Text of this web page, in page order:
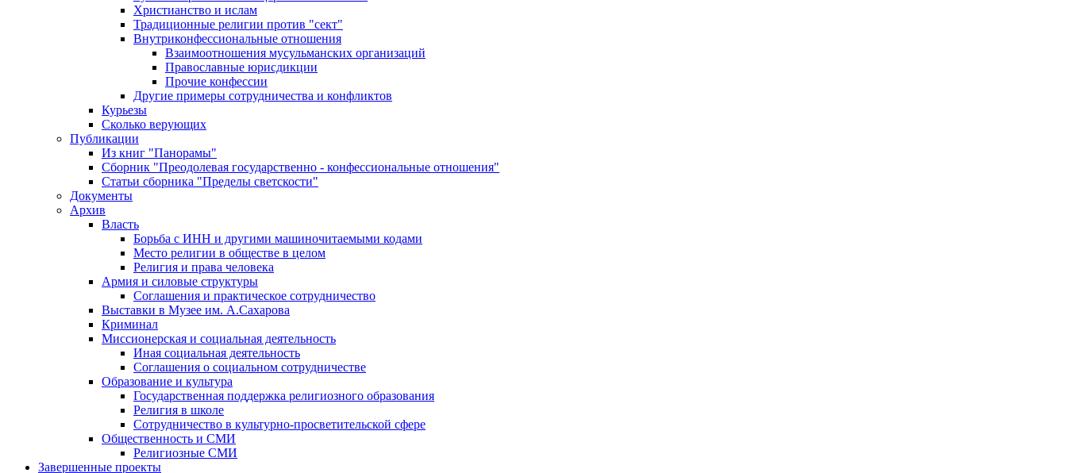
Христианство и ислам
Традиционные религии против "сект"
Внутриконфессиональные отношения
Взаимоотношения мусульманских организаций
Православные юрисдикции
Прочие конфессии
Другие примеры сотрудничества и конфликтов
Курьезы
Сколько верующих
Публикации
Из книг "Панорамы"
Сборник "Преодолевая государственно - конфессиональные отношения"
Статьи сборника "Пределы светскости"
Документы
Архив
Власть
Борьба с ИНН и другими машиночитаемыми кодами
Место религии в обществе в целом
Религия и права человека
Армия и силовые структуры
Соглашения и практическое сотрудничество
Выставки в Музее им. А.Сахарова
Криминал
Миссионерская и социальная деятельность
Иная социальная деятельность
Соглашения о социальном сотрудничестве
Образование и культура
Государственная поддержка религиозного образования
Религия в школе
Сотрудничество в культурно-просветительской сфере
Общественность и СМИ
Религиозные СМИ
Завершенные проекты